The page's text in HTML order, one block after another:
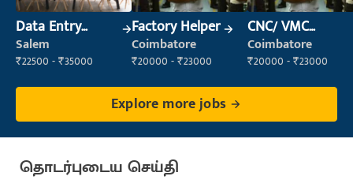
Data Entry
Operator
Salem
₹22500 - ₹35000
Factory Helper
Coimbatore
₹20000 - ₹23000
CNC/ VMC
Operator
Coimbatore
₹20000 - ₹23000
Explore more jobs
தொடர்புடைய செய்தி